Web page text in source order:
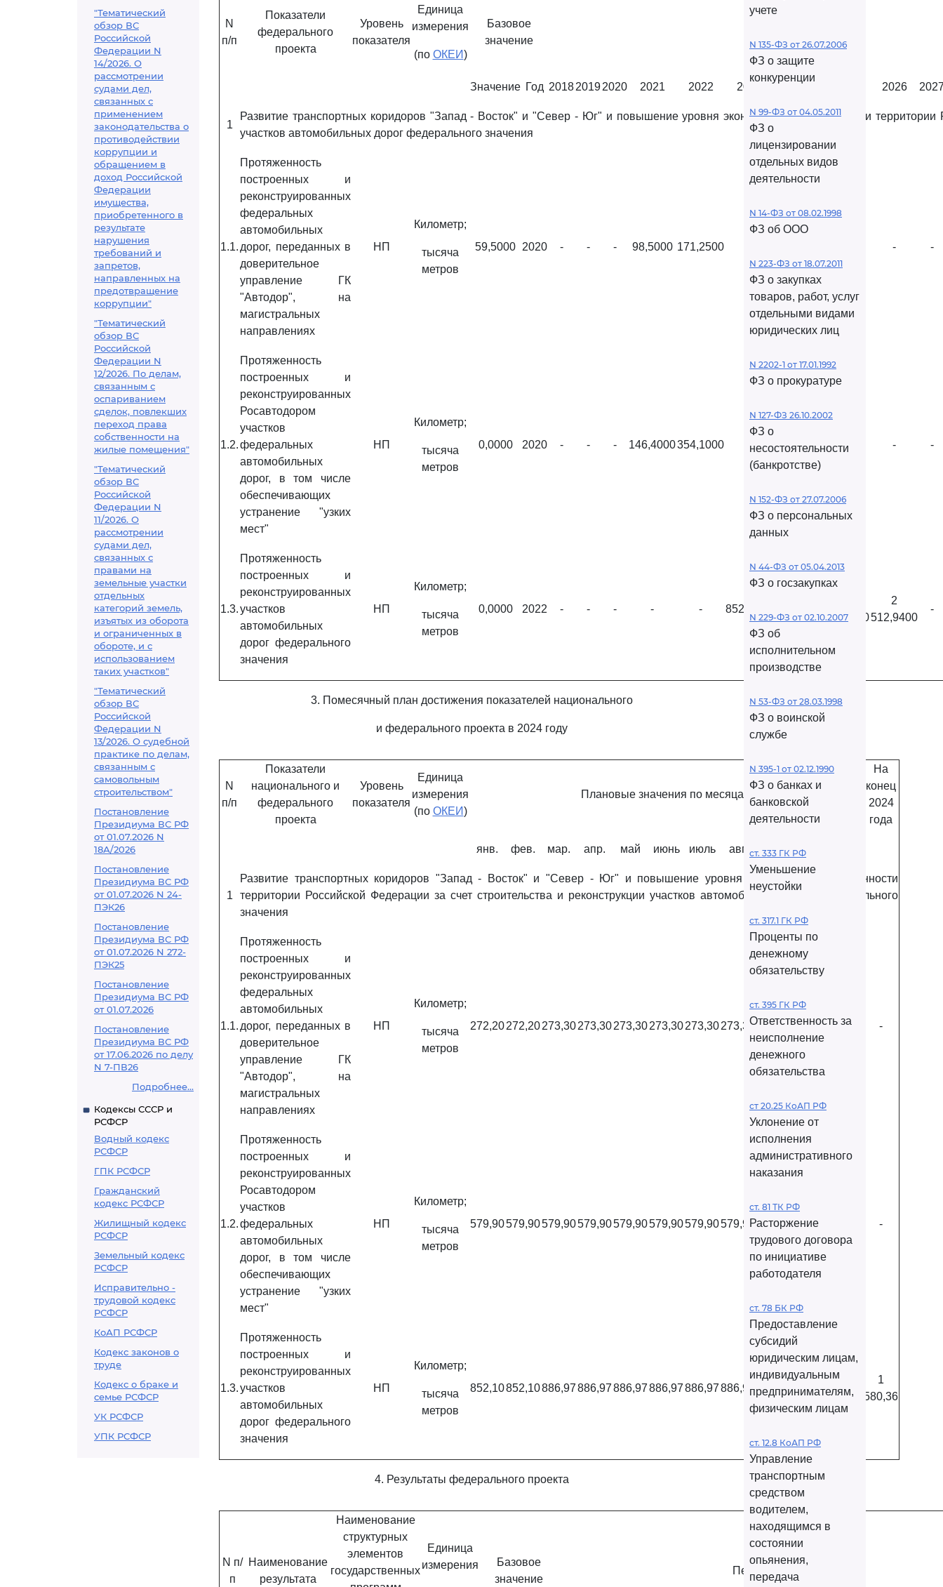
"Тематический
обзор ВС
Российской
Федерации N
14/2026. О
рассмотрении
судами дел,
связанных с
применением
законодательства о
противодействии
коррупции и
обращением в
доход Российской
Федерации
имущества,
приобретенного в
результате
нарушения
требований и
запретов,
направленных на
предотвращение
коррупции"
"Тематический
обзор ВС
Российской
Федерации N
12/2026. По делам,
связанным с
оспариванием
сделок, повлекших
переход права
собственности на
жилые помещения"
"Тематический
обзор ВС
Российской
Федерации N
11/2026. О
рассмотрении
судами дел,
связанных с
правами на
земельные участки
отдельных
категорий земель,
изъятых из оборота
и ограниченных в
обороте, и с
использованием
таких участков"
"Тематический
обзор ВС
Российской
Федерации N
13/2026. О судебной
практике по делам,
связанным с
самовольным
строительством"
Постановление
Президиума ВС РФ
от 01.07.2026 N
18А/2026
Постановление
Президиума ВС РФ
от 01.07.2026 N 24-
ПЭК26
Постановление
Президиума ВС РФ
от 01.07.2026 N 272-
ПЭК25
Постановление
Президиума ВС РФ
от 01.07.2026
Постановление
Президиума ВС РФ
от 17.06.2026 по делу
N 7-ПВ26
Подробнее...
Кодексы СССР и
РСФСР
Водный кодекс
РСФСР
ГПК РСФСР
Гражданский
кодекс РСФСР
Жилищный кодекс
РСФСР
Земельный кодекс
РСФСР
Исправительно -
трудовой кодекс
РСФСР
КоАП РСФСР
Кодекс законов о
труде
Кодекс о браке и
семье РСФСР
УК РСФСР
УПК РСФСР
N
п/п
Показатели
федерального
проекта
Уровень
показателя
Единица
измерения
(по ОКЕИ)
Базовое
значение
Значение Год 201820192020 2021 2022 2023 2024 2026
1
Развитие транспортных коридоров "Запад - Восток" и "Север - Юг" и повышение уровня экономической связанности территории
участков автомобильных дорог федерального значения
1.1.
Протяженность
построенных и
реконструированных
федеральных
автомобильных
дорог, переданных в
доверительное
управление ГК
"Автодор", на
магистральных
направлениях
НП
Километр;
тысяча
метров
59,5000 2020 - - - 98,5000 171,2500 - -
1.2.
Протяженность
построенных и
реконструированных
Росавтодором
участков
федеральных
автомобильных
дорог, в том числе
обеспечивающих
устранение "узких
мест"
НП
Километр;
тысяча
метров
0,0000 2020 - - - 146,4000354,1000 - - - - -
1.3.
Протяженность
построенных и
реконструированных
участков
автомобильных
дорог федерального
значения
НП
Километр;
тысяча
метров
0,0000 2022 - - - - - 852,1000
580,3600055,4000
2
512,9400
-
3. Помесячный план достижения показателей национального
и федерального проекта в 2024 году
N
п/п
Показатели
национального и
федерального
проекта
Уровень
показателя
Единица
измерения
(по ОКЕИ)
Плановые значения по месяцам
На
конец
2024
года
янв. фев. мар. апр. май июнь июль авг. сен. окт.
1
Развитие транспортных коридоров "Запад - Восток" и "Север - Юг" и повышение уровня экономической связанности
территории Российской Федерации за счет строительства и реконструкции участков автомобильных дорог федерального
значения
1.1.
Протяженность
построенных и
реконструированных
федеральных
автомобильных
дорог, переданных в
доверительное
управление ГК
"Автодор", на
магистральных
направлениях
НП
Километр;
тысяча
метров
272,20272,20273,30273,30273,30273,30273,30273,30273,30 273,30 273,30 -
1.2.
Протяженность
построенных и
реконструированных
Росавтодором
участков
федеральных
автомобильных
дорог, в том числе
обеспечивающих
устранение "узких
мест"
НП
Километр;
тысяча
метров
579,90579,90579,90579,90579,90579,90579,90579,90579,90579,90 -
1.3.
Протяженность
построенных и
реконструированных
участков
автомобильных
дорог федерального
значения
НП
Километр;
тысяча
метров
852,10852,10886,97886,97886,97886,97886,97886,97886,97 886,97886,97
1
580,36
4. Результаты федерального проекта
N п/
п
Наименование
результата
Наименование
структурных
элементов
государственных
Единица
измерения
Базовое
значение
Период, год
учете
N 135-ФЗ от 26.07.2006
ФЗ о защите
конкуренции
N 99-ФЗ от 04.05.2011
ФЗ о
лицензировании
отдельных видов
деятельности
N 14-ФЗ от 08.02.1998
ФЗ об ООО
N 223-ФЗ от 18.07.2011
ФЗ о закупках
товаров, работ, услуг
отдельными видами
юридических лиц
N 2202-1 от 17.01.1992
ФЗ о прокуратуре
N 127-ФЗ 26.10.2002
ФЗ о
несостоятельности
(банкротстве)
N 152-ФЗ от 27.07.2006
ФЗ о персональных
данных
N 44-ФЗ от 05.04.2013
ФЗ о госзакупках
N 229-ФЗ от 02.10.2007
ФЗ об
исполнительном
производстве
N 53-ФЗ от 28.03.1998
ФЗ о воинской
службе
N 395-1 от 02.12.1990
ФЗ о банках и
банковской
деятельности
ст. 333 ГК РФ
Уменьшение
неустойки
ст. 317.1 ГК РФ
Проценты по
денежному
обязательству
ст. 395 ГК РФ
Ответственность за
неисполнение
денежного
обязательства
ст 20.25 КоАП РФ
Уклонение от
исполнения
административного
наказания
ст. 81 ТК РФ
Расторжение
трудового договора
по инициативе
работодателя
ст. 78 БК РФ
Предоставление
субсидий
юридическим лицам,
индивидуальным
предпринимателям,
физическим лицам
ст. 12.8 КоАП РФ
Управление
транспортным
средством
водителем,
находящимся в
состоянии
опьянения,
передача